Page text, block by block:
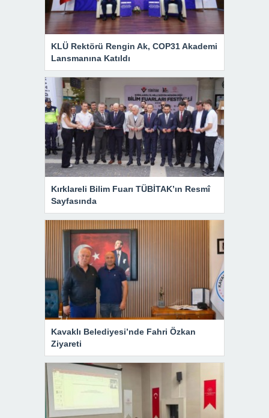
KLÜ Rektörü Rengin Ak, COP31 Akademi
Lansmanına Katıldı
Kırklareli Bilim Fuarı TÜBİTAK’ın Resmî
Sayfasında
Kavaklı Belediyesi’nde Fahri Özkan
Ziyareti